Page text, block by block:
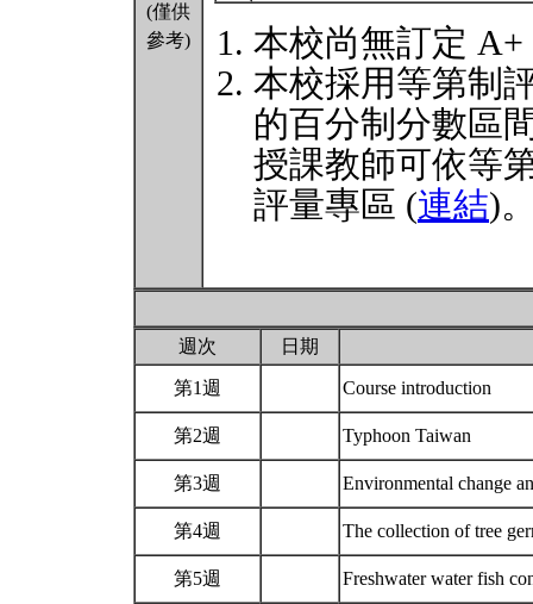
(僅供
參考)
本校尚無訂定
本校採用等第制
的百分制分數區
授課教師可依等
評量專區 (連結)
週次 日期
第1週 Course introduction
第2週 Typhoon Taiwan
第3週 Environmental change
第4週 The collection of tree
第5週 Freshwater water fish